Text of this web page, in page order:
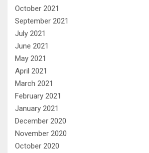
October 2021
September 2021
July 2021
June 2021
May 2021
April 2021
March 2021
February 2021
January 2021
December 2020
November 2020
October 2020